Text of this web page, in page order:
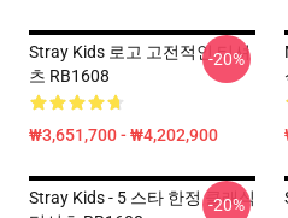
Stray Kids 로고 고전적인 티셔
츠 RB1608
₩3,651,700 - ₩4,202,900
-20%
Stray Kids - 5 스타 한정 클래식
-20%